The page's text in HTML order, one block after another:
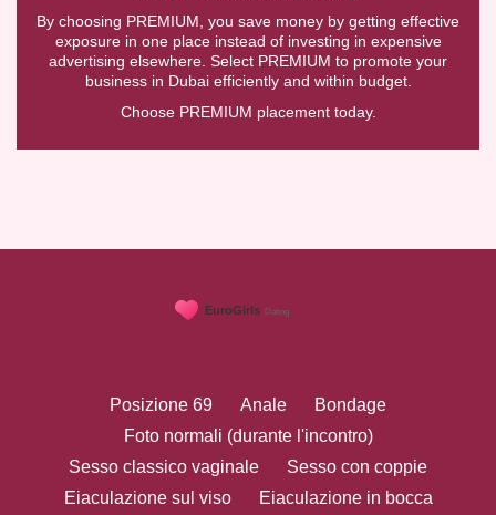
By choosing PREMIUM, you save money by getting effective
exposure in one place instead of investing in expensive
advertising elsewhere. Select PREMIUM to promote your
business in Dubai efficiently and within budget.
Choose PREMIUM placement today.
Posizione 69 Anale
Bondage
Foto normali (durante l'incontro)
Sesso classico vaginale
Sesso con coppie
Eiaculazione sul viso
Eiaculazione in bocca